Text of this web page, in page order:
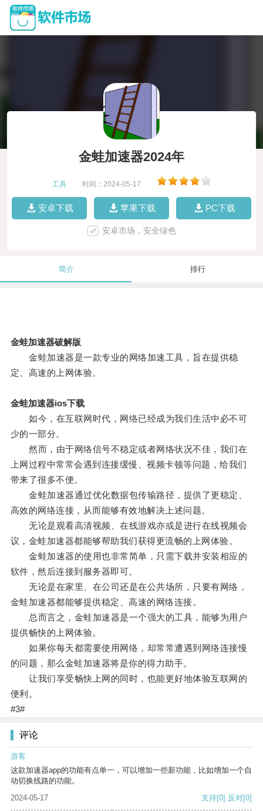
金蛙加速器2024年
工具 时间：2024-05-17
安卓下载 苹果下载 PC下载
安卓市场，安全绿色
简介 排行
金蛙加速器破解版
金蛙加速器是一款专业的网络加速工具，旨在提供稳
定、高速的上网体验。
金蛙加速器ios下载
如今，在互联网时代，网络已经成为我们生活中必不可
少的一部分。
然而，由于网络信号不稳定或者网络状况不佳，我们在
上网过程中常常会遇到连接缓慢、视频卡顿等问题，给我们
带来了很多不便。
金蛙加速器通过优化数据包传输路径，提供了更稳定、
高效的网络连接，从而能够有效地解决上述问题。
无论是观看高清视频、在线游戏亦或是进行在线视频会
议，金蛙加速器都能够帮助我们获得更流畅的上网体验。
金蛙加速器的使用也非常简单，只需下载并安装相应的
软件，然后连接到服务器即可。
无论是在家里、在公司还是在公共场所，只要有网络，
金蛙加速器都能够提供稳定、高速的网络连接。
总而言之，金蛙加速器是一个强大的工具，能够为用户
提供畅快的上网体验。
如果你每天都需要使用网络，却常常遭遇到网络连接慢
的问题，那么金蛙加速器将是你的得力助手。
让我们享受畅快上网的同时，也能更好地体验互联网的
便利。
#3#
评论
游客
这款加速器app的功能有点单一，可以增加一些新功能，比如增加一个自
动切换线路的功能。
2024-05-17
支持[0] 反对[0]